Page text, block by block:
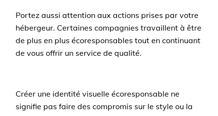
Portez aussi attention aux actions prises par votre
hébergeur. Certaines compagnies travaillent à être
de plus en plus écoresponsables tout en continuant
de vous offrir un service de qualité.
Créer une identité visuelle écoresponsable ne
signifie pas faire des compromis sur le style ou la